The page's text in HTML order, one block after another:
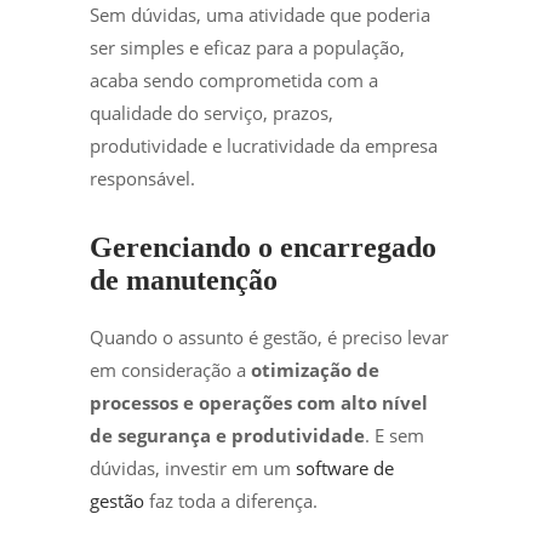
Sem dúvidas, uma atividade que poderia
ser simples e eficaz para a população,
acaba sendo comprometida com a
qualidade do serviço, prazos,
produtividade e lucratividade da empresa
responsável.
Gerenciando o encarregado
de manutenção
Quando o assunto é gestão, é preciso levar
em consideração a otimização de
processos e operações com alto nível
de segurança e produtividade. E sem
dúvidas, investir em um software de
gestão faz toda a diferença.